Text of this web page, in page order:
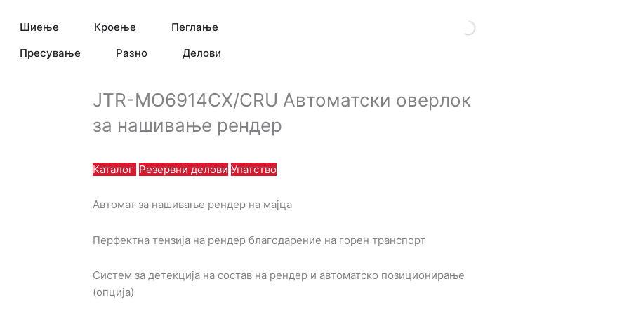
Шиење Open Шиење
Кроење Open Кроење
Пеглање
Пресување Open Пресување
Разно Open Разно
Делови
JTR-MO6914CX/CRU Автоматски оверлок
за нашивање рендер
Каталог Резервни делови Упатство
Автомат за нашивање рендер на мајца
Перфектна тензија на рендер благодарение на горен транспорт
Систем за детекција на состав на рендер и автоматско позиционирање
(опција)